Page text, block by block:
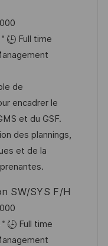
Full time
de
encadrer le
et du GSF.
des plannings,
et de la
SW/SYS F/H
Full time